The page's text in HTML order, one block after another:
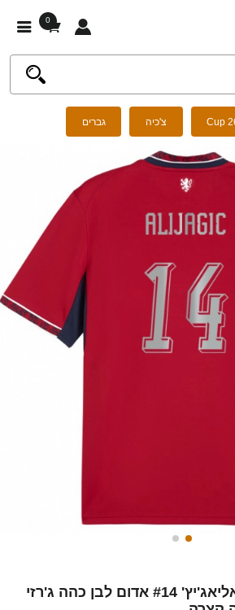
0
צ'כיה גברים
גברים צ'כיה דניס אליאג'יץ' #14 אדום לבן כהה ג'רזי